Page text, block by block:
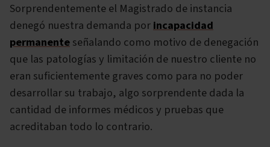
Sorprendentemente el Magistrado de instancia
denegó nuestra demanda porincapacidad
permanenteseñalando como motivo de denegación
que las patologías y limitación de nuestro cliente no
eran suficientemente graves como para no poder
desarrollar su trabajo, algo sorprendente dada la
cantidad de informes médicos y pruebas que
acreditaban todo lo contrario.